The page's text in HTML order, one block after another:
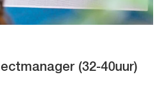
(32-40uur)